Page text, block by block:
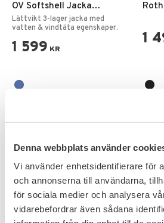
Denna webbplats använder
Vi använder enhetsidentifierare för
och annonserna till användarna,
för sociala medier och analysera
vidarebefordrar även sådana
OV Softshell Jacka
Ordningsvakt
Lättvikt 3-lager jacka med
vatten & vindtäta egenskaper.
1 599 KR
1